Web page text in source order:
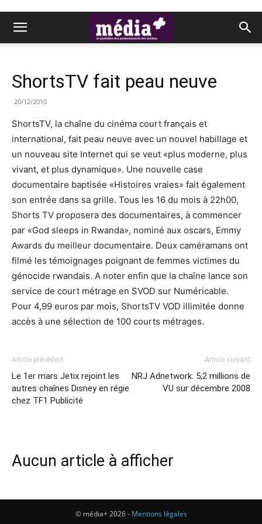
ShortsTV fait peau neuve
20/12/2010
ShortsTV, la chaîne du cinéma court français et
international, fait peau neuve avec un nouvel habillage et
un nouveau site Internet qui se veut «plus moderne, plus
vivant, et plus dynamique». Une nouvelle case
documentaire baptisée «Histoires vraies» fait également
son entrée dans sa grille. Tous les 16 du mois à 22h00,
Shorts TV proposera des documentaires, à commencer
par «God sleeps in Rwanda», nominé aux oscars, Emmy
Awards du meilleur documentaire. Deux caméramans ont
filmé les témoignages poignant de femmes victimes du
génocide rwandais. A noter enfin que la chaîne lance son
service de court métrage en SVOD sur Numéricable.
Pour 4,99 euros par mois, ShortsTV VOD illimitée donne
accès à une sélection de 100 courts métrages.
Article précédent
Le 1er mars Jetix rejoint les
autres chaînes Disney en régie
chez TF1 Publicité
Article suivant
NRJ Adnetwork: 5,2 millions de
VU sur décembre 2008
Aucun article à afficher
© média+ 2026 - Mentions légales